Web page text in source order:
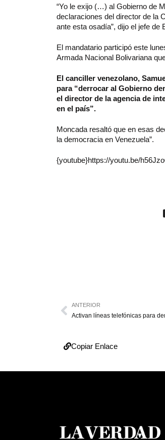
“Yo le exijo (…) al Gobierno de
declaraciones del director de la
ante esta osadía”, dijo el jefe de
El mandatario participó este
Armada Nacional Bolivariana
El canciller venezolano,
para “derrocar al Gobierno
el director de la agencia de
en el país”.
Moncada resaltó que en esas
la democracia en Venezuela”.
{youtube}https://youtu.be/
ANTERIOR
Activan líneas telefónicas para
Copiar Enlace